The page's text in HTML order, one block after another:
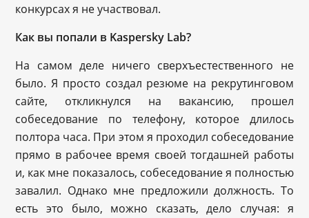
конкурсах я не участвовал.
Как вы попали в Kaspersky Lab?
На самом деле ничего сверхъестественного не
было. Я просто создал резюме на рекрутинговом
сайте, откликнулся на вакансию, прошел
собеседование по телефону, которое длилось
полтора часа. При этом я проходил собеседование
прямо в рабочее время своей тогдашней работы
и, как мне показалось, собеседование я полностью
завалил. Однако мне предложили должность. То
есть это было, можно сказать, дело случая: я